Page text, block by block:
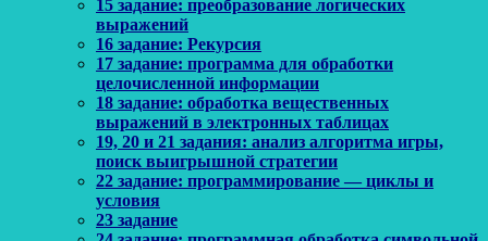
15 задание: преобразование логических
выражений
16 задание: Рекурсия
17 задание: программа для обработки
целочисленной информации
18 задание: обработка вещественных
выражений в электронных таблицах
19, 20 и 21 задания: анализ алгоритма игры,
поиск выигрышной стратегии
22 задание: программирование — циклы и
условия
23 задание